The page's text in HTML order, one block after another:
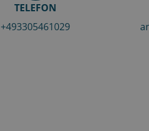
TELEFON
+493305461029